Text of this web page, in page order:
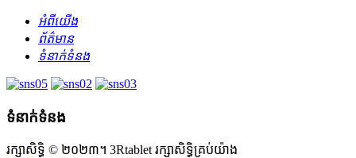
អំពីយើង
ព័ត៌មាន
ទំនាក់ទំនង
ទំនាក់ទំនង
រក្សាសិទ្ធិ © ២០២៣។ 3Rtablet រក្សាសិទ្ធិគ្រប់យ៉ាង